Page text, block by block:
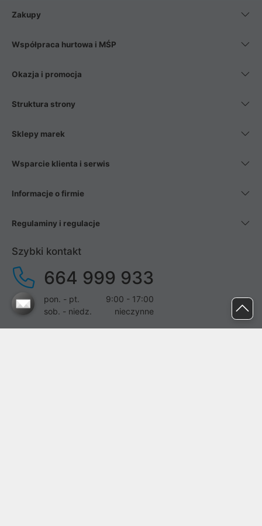
Zakupy
Współpraca hurtowa i MŚP
Okazja i promocja
Struktura strony
Sklepy marek
Wsparcie klienta i serwis
Informacje o firmie
Regulaminy i regulacje
Szybki kontakt
664 999 933
pon. - pt.
9:00 - 17:00
sob. - niedz.
nieczynne